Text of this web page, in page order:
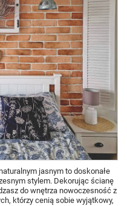
jasnym to doskonałe
stylem. Dekorując ścianę
do wnętrza nowoczesność z
którzy cenią sobie wyjątkowy,